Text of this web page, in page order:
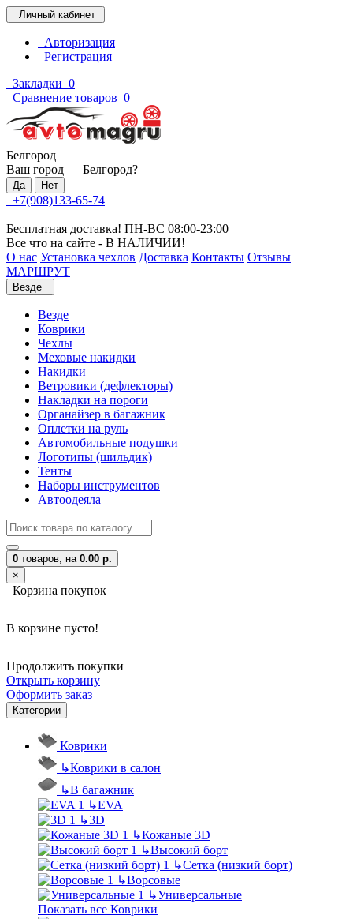
Личный кабинет
Авторизация
Регистрация
Закладки 0
Сравнение товаров 0
Белгород
Ваш город — Белгород?
+7(908)133-65-74
Бесплатная доставка! ПН-ВС 08:00-23:00
Все что на сайте - В НАЛИЧИИ!
О нас Установка чехлов Доставка Контакты Отзывы
МАРШРУТ
Везде
Везде
Коврики
Чехлы
Меховые накидки
Накидки
Ветровики (дефлекторы)
Накладки на пороги
Органайзер в багажник
Оплетки на руль
Автомобильные подушки
Логотипы (шильдик)
Тенты
Наборы инструментов
Автоодеяла
0 товаров, на 0.00 р.
×
Корзина покупок
В корзине пусто!
Продолжить покупки
Открыть корзину
Оформить заказ
Категории
Коврики
↳Коврики в салон
↳В багажник
↳EVA
↳3D
↳Кожаные 3D
↳Высокий борт
↳Сетка (низкий борт)
↳Ворсовые
↳Универсальные
Показать все Коврики